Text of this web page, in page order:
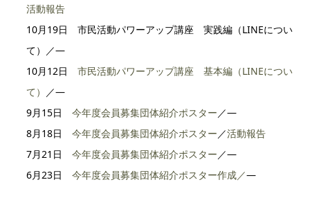
活動報告
10月19日 市民活動パワーアップ講座 実践編（LINEについ
て）／―
10月12日市民活動パワーアップ講座 基本編（LINEについ
て） ／―
9月15日今年度会員募集団体紹介ポスター／―
8月18日今年度会員募集団体紹介ポスター／活動報告
7月21日今年度会員募集団体紹介ポスター／―
6月23日今年度会員募集団体紹介ポスター作成／―